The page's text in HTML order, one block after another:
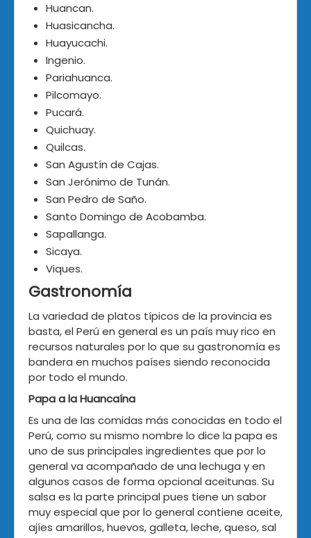
Huancan.
Huasicancha.
Huayucachi.
Ingenio.
Pariahuanca.
Pilcomayo.
Pucará.
Quichuay.
Quilcas.
San Agustín de Cajas.
San Jerónimo de Tunán.
San Pedro de Saño.
Santo Domingo de Acobamba.
Sapallanga.
Sicaya.
Viques.
Gastronomía
La variedad de platos típicos de la provincia es
basta, el Perú en general es un país muy rico en
recursos naturales por lo que su gastronomía es
bandera en muchos países siendo reconocida
por todo el mundo.
Papa a la Huancaína
Es una de las comidas más conocidas en todo el
Perú, como su mismo nombre lo dice la papa es
uno de sus principales ingredientes que por lo
general va acompañado de una lechuga y en
algunos casos de forma opcional aceitunas. Su
salsa es la parte principal pues tiene un sabor
muy especial que por lo general contiene aceite,
ajíes amarillos, huevos, galleta, leche, queso, sal